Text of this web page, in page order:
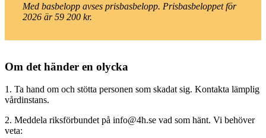
Med basbelopp avses prisbasbelopp. Prisbasbeloppet för
2026 är 59 200 kr.
Om det händer en olycka
1. Ta hand om och stötta personen som skadat sig. Kontakta lämplig
vårdinstans.
2. Meddela riksförbundet på info@4h.se vad som hänt. Vi behöver
veta: